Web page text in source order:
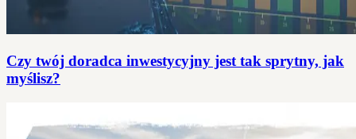
Czy twój doradca inwestycyjny jest tak sprytny, jak
myślisz?